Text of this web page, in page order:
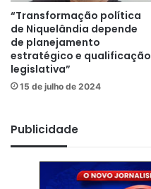
“Transformação política
de Niquelândia depende
de planejamento
estratégico e qualificação
legislativa”
15 de julho de 2024
Publicidade